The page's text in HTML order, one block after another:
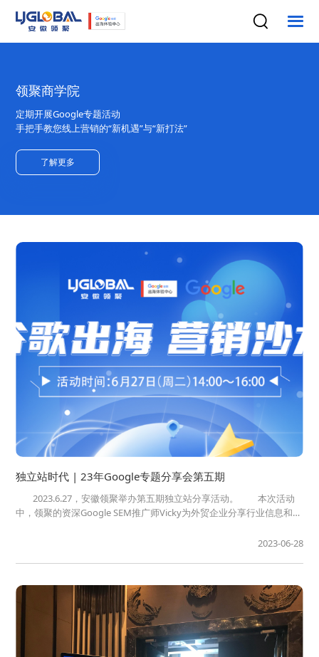
领聚商学院
定期开展Google专题活动
手把手教您线上营销的“新机遇”与“新打法”
了解更多
独立站时代 | 23年Google专题分享会第五期
2023.6.27，安徽领聚举办第五期独立站分享活动。 本次活动
中，领聚的资深Google SEM推广师Vicky为外贸企业分享行业信息和谷
2023-06-28